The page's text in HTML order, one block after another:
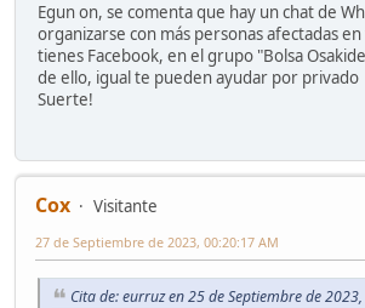
Egun on, se comenta que hay un chat de
organizarse con más personas afectadas en
tienes Facebook, en el grupo "Bolsa
de ello, igual te pueden ayudar por privado
Suerte!
Cox
Visitante
27 de Septiembre de 2023, 00:20:17 AM
Cita de: eurruz en 25 de Septiembre de